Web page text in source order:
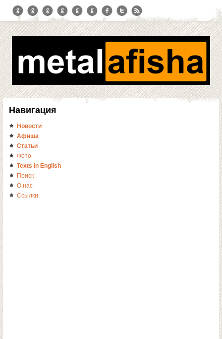
Навигация
Новости
Афиша
Статьи
Фото
Texts in English
Поиск
О нас
Ссылки